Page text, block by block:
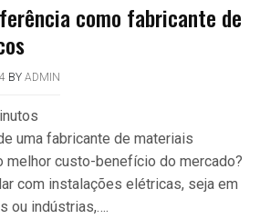
como fabricante de
BY ADMIN
uma fabricante de materiais
melhor custo-benefício do mercado?
com instalações elétricas, seja em
ou indústrias,….